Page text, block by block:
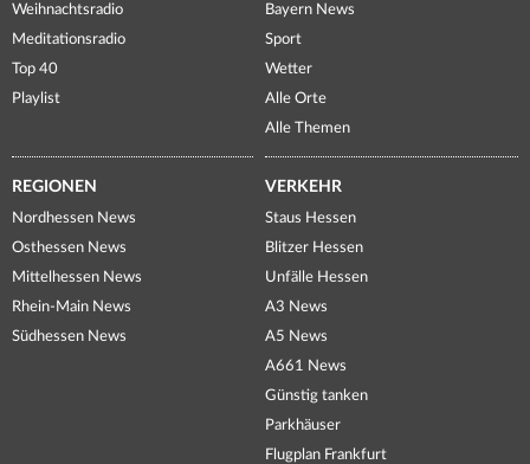
Weihnachtsradio
Meditationsradio
Top 40
Playlist
Bayern News
Sport
Wetter
Alle Orte
Alle Themen
REGIONEN
Nordhessen News
Osthessen News
Mittelhessen News
Rhein-Main News
Südhessen News
VERKEHR
Staus Hessen
Blitzer Hessen
Unfälle Hessen
A3 News
A5 News
A661 News
Günstig tanken
Parkhäuser
Flugplan Frankfurt